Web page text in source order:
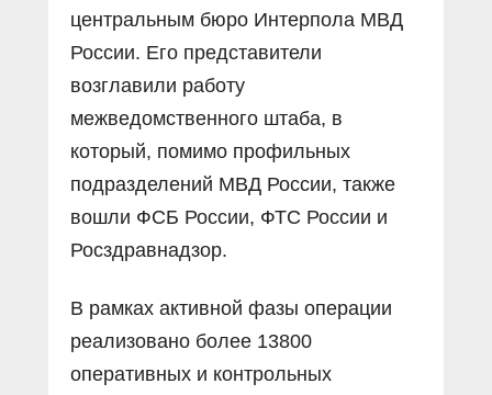
центральным бюро Интерпола МВД
России. Его представители
возглавили работу
межведомственного штаба, в
который, помимо профильных
подразделений МВД России, также
вошли ФСБ России, ФТС России и
Росздравнадзор.
В рамках активной фазы операции
реализовано более 13800
оперативных и контрольных